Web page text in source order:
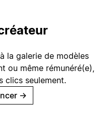
la galerie de modèles
ou même rémunéré(e),
clics seulement.
→